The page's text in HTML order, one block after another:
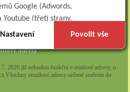
adresy
2026 již nebudou funkční e-mailové adresy, u
Všechny emailové adresy určené směrem do
Google (Adwords,
Youtube (třetí strany,
slouží k marketingovému
personalizované reklamy na
(třetí strany, dlouhodobé),
Nastavení Povolit vše